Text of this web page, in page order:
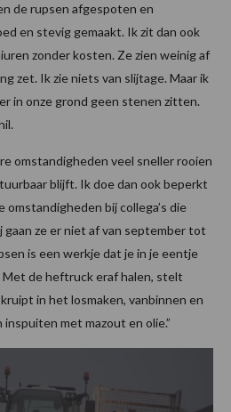
de rupsen afgespoten en
en stevig gemaakt. Ik zit dan ook
zonder kosten. Ze zien weinig af
zet. Ik zie niets van slijtage. Maar ik
in onze grond geen stenen zitten.
omstandigheden veel sneller rooien
blijft. Ik doe dan ook beperkt
bij collega’s die
gaan ze er niet af van september tot
is een werkje dat je in je eentje
Met de heftruck eraf halen, stelt
in het losmaken, vanbinnen en
met mazout en olie.”